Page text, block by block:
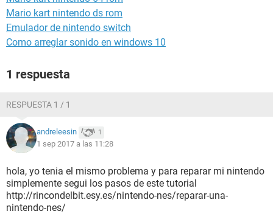
Mario kart nintendo ds rom
Emulador de nintendo switch
Como arreglar sonido en windows 10
1 respuesta
RESPUESTA 1 / 1
andreleesin 1
1 sep 2017 a las 11:28
hola, yo tenia el mismo problema y para reparar mi nintendo
simplemente segui los pasos de este tutorial
http://rincondelbit.esy.es/nintendo-nes/reparar-una-
nintendo-nes/